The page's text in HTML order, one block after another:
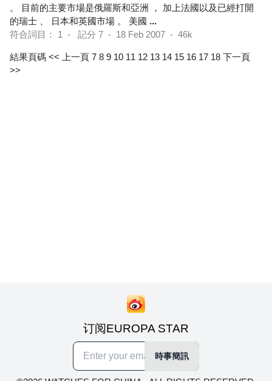
。 目前的主要市場是俄羅斯和亞洲 ， 加上法國以及已經打開
的瑞士 、 日本和英國市場 。 美國 ...
符合詞目： 1 - 記分 7 - 18 Feb 2007 - 46k
結果頁碼 << 上一頁 7 8 9 10 11 12 13 14 15 16 17 18 下一頁
>>
订阅EUROPA STAR
時事簡訊